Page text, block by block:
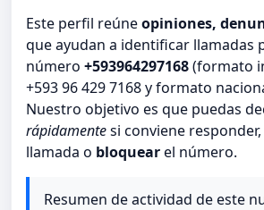
Este perfil reúneopiniones,
que ayudan a identificar llamadas
número +593964297168(formato
+593 96 429 7168 y formato
Nuestro objetivo es que puedas
rápidamentesi conviene
llamada o bloquearel número.
Resumen de actividad de este